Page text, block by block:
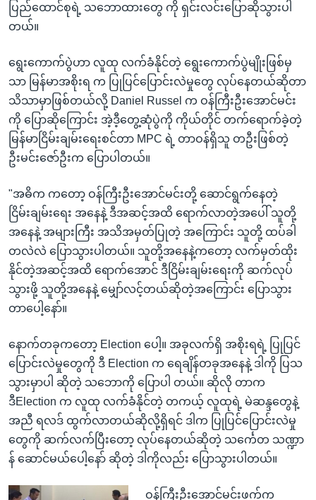
ပြည်ထောင်စုရဲ့ သဘောထားတွေ ကို ရှင်းလင်းပြောဆိုသွားပါ
တယ်။
ရွေးကောက်ပွဲဟာ လူထု လက်ခံနိုင်တဲ့ ရွေးကောက်ပွဲမျိုးဖြစ်မှ
သာ မြန်မာအစိုးရ က ပြုပြင်ပြောင်းလဲမှုတွေ လုပ်နေတယ်ဆိုတာ
သိသာမှာဖြစ်တယ်လို့ Daniel Russel က ဝန်ကြီးဦးအောင်မင်း
ကို ပြောဆိုကြောင်း အဲ့ဒီ့တွေ့ဆုံပွဲကို ကိုယ်တိုင် တက်ရောက်ခဲ့တဲ့
မြန်မာငြိမ်းချမ်းရေးစင်တာ MPC ရဲ့ တာဝန်ရှိသူ တဦးဖြစ်တဲ့
ဦးမင်းဇော်ဦးက ပြောပါတယ်။
"အဓိက ကတော့ ဝန်ကြီးဦးအောင်မင်းတို့ ဆောင်ရွက်နေတဲ့
ငြိမ်းချမ်းရေး အနေနဲ့ ဒီအဆင့်အထိ ရောက်လာတဲ့အပေါ် သူတို့
အနေနဲ့ အများကြီး အသိအမှတ်ပြုတဲ့ အကြောင်း သူတို့ ထပ်ခါ
တလဲလဲ ပြောသွားပါတယ်။ သူတို့အနေနဲ့ကတော့ လက်မှတ်ထိုး
နိုင်တဲ့အဆင့်အထိ ရောက်အောင် ဒီငြိမ်းချမ်းရေးကို ဆက်လုပ်
သွားဖို့ သူတို့အနေနဲ့ မျှော်လင့်တယ်ဆိုတဲ့အကြောင်း ပြောသွား
တာပေါ့နော်။
နောက်တခုကတော့ Election ပေါ့။ အခုလက်ရှိ အစိုးရရဲ့ ပြုပြင်
ပြောင်းလဲမှုတွေကို ဒီ Election က ရေချိန်တခုအနေနဲ့ ဒါကို ပြသ
သွားမှာပါ ဆိုတဲ့ သဘောကို ပြောပါ တယ်။ ဆိုလို တာက
ဒီElection က လူထု လက်ခံနိုင်တဲ့ တကယ့် လူထုရဲ့ မဲဆန္ဒတွေနဲ့
အညီ ရလဒ် ထွက်လာတယ်ဆိုလို့ရှိရင် ဒါက ပြုပြင်ပြောင်းလဲမှု
တွေကို ဆက်လက်ပြီးတော့ လုပ်နေတယ်ဆိုတဲ့ သင်္ကေတ သဏ္ဍာ
န် ဆောင်မယ်ပေါ့နော် ဆိုတဲ့ ဒါကိုလည်း ပြောသွားပါတယ်။
ဝန်ကြီးဦးအောင်မင်းဖက်က